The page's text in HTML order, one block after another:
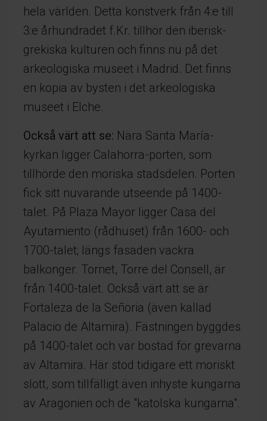
hela världen. Detta konstverk från 4:e till
3:e århundradet f.Kr. tillhör den iberisk-
grekiska kulturen och finns nu på det
arkeologiska museet i Madrid. Det finns
en kopia av bysten i det arkeologiska
museet i Elche.
Också värt att se: Nära Santa María-
kyrkan ligger Calahorra-porten, som
tillhörde den moriska stadsdelen. Porten
fick sitt nuvarande utseende på 1400-
talet. På Plaza Mayor ligger Casa del
Ayutamiento (rådhuset) från 1600- och
1700-talet; längs fasaden vackra
balkonger. Tornet, Torre del Consell, är
från 1400-talet. Också värt att se är
Fortaleza de la Señoria (även kallad
Palacio de Altamira). Fästningen byggdes
på 1400-talet och var bostad för grevarna
av Altamira. Här stod tidigare ett moriskt
slott, som tillfälligt även inhyste kungarna
av Aragonien och de "katolska kungarna".